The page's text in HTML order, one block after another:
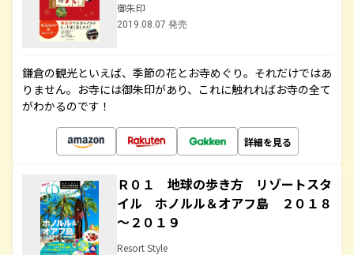
御朱印
2019.08.07 発売
鎌倉の観光といえば、季節の花とお寺めぐり。それだけではあ
りません。お寺には御朱印があり、これに触れればお寺の全て
がわかるのです！
詳細を見る
Ｒ０１ 地球の歩き方 リゾートスタ
イル ホノルル＆オアフ島 ２０１８
～２０１９
Resort Style